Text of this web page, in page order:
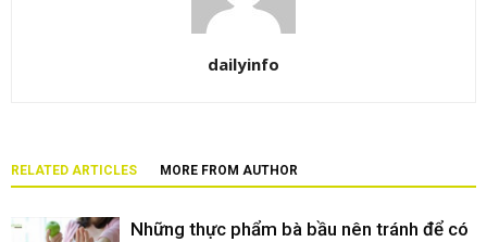
dailyinfo
RELATED ARTICLES MORE FROM AUTHOR
Những thực phẩm bà bầu nên tránh để có